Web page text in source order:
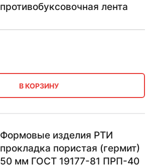
противобуксовочная лента
В КОРЗИНУ
Формовые изделия РТИ
прокладка пористая (гермит)
50 мм ГОСТ 19177-81 ПРП-40